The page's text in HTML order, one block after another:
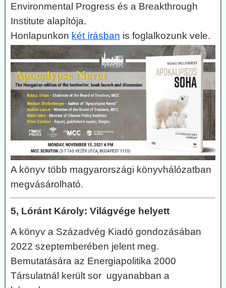
Environmental Progress és a Breakthrough
Institute alapítója.
Honlapunkon két írásban is foglalkozunk vele.
A könyv több magyarországi könyvhálózatban
megvásárolható.
5, Lóránt Károly: Világvége helyett
A könyv a Századvég Kiadó gondozásában
2022 szeptemberében jelent meg.
Bemutatására az Energiapolitika 2000
Társulatnál került sor ugyanabban a